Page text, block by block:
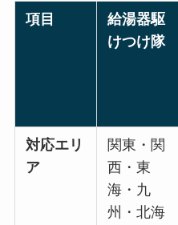
項目
給湯器駆
けつけ隊
対応エリ
ア
関東・関
西・東
海・九
州・北海